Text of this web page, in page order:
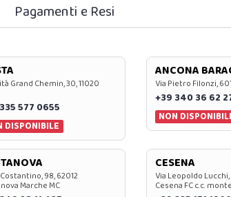
Pagamenti e Resi
Grand Chemin, 30, 11020
577 0655
DISPONIBILE
ANCONA
Via Pietro Filonzi,
+39 340 36 62
NON
Costantino, 98, 62012
Marche MC
CESENA
Via Leopoldo Lucchi,
Cesena FC c.c.